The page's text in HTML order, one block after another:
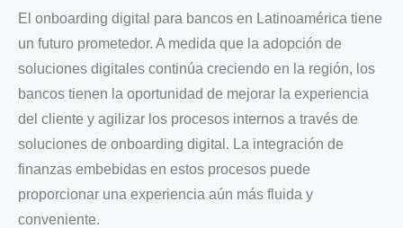
El onboarding digital para bancos en Latinoamérica tiene
un futuro prometedor. A medida que la adopción de
soluciones digitales continúa creciendo en la región, los
bancos tienen la oportunidad de mejorar la experiencia
del cliente y agilizar los procesos internos a través de
soluciones de onboarding digital. La integración de
finanzas embebidas en estos procesos puede
proporcionar una experiencia aún más fluida y
conveniente.